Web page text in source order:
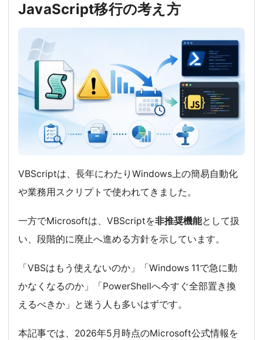
JavaScript移行の考え方
VBScriptは、長年にわたりWindows上の簡易自動化
や業務用スクリプトで使われてきました。
一方でMicrosoftは、VBScriptを非推奨機能として扱
い、段階的に廃止へ進める方針を示しています。
「VBSはもう使えないのか」「Windows 11で急に動
かなくなるのか」「PowerShellへ今すぐ全部置き換
えるべきか」と迷う人も多いはずです。
本記事では、2026年5月時点のMicrosoft公式情報を